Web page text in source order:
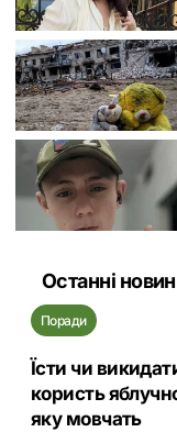
Останні
Поради
Їсти чи
користь
яку мовчать